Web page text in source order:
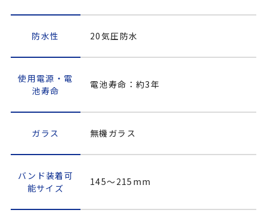
防水性 20気圧防水
使用電源・電
池寿命
電池寿命：約3年
ガラス 無機ガラス
バンド装着可
能サイズ
145～215mm